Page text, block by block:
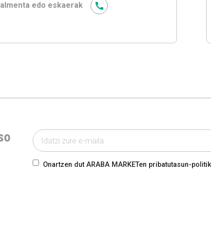
edo eskaerak
Onartzen dut ARABA MARKETen pribatutasun-